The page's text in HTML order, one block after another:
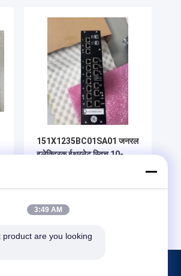
151X1235BC01SA01 जनरल
इलेक्ट्रिक ईथरनेट स्विच 10-
3:49 AM
product are you looking